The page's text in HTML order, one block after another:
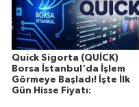
Quick Sigorta (QUİCK)
Borsa İstanbul'da İşlem
Görmeye Başladı! İşte İlk
Gün Hisse Fiyatı: